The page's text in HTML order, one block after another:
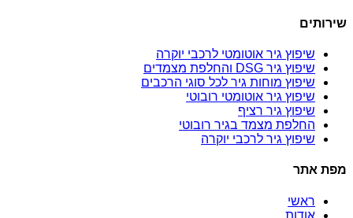
שירותים
שיפוץ גיר אוטומטי לרכבי יוקרה
שיפוץ גיר DSG והחלפת מצמדים
שיפוץ מוחות גיר לכל סוגי הרכבים
שיפוץ גיר אוטומטי רובוטי
שיפוץ גיר רציף
החלפת מצמד בגיר רובוטי
שיפוץ גיר לרכבי יוקרה
מפת אתר
ראשי
אודות